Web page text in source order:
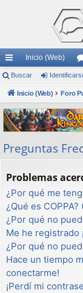
nl
ac
es
rá
pi
Inicio (Web)
or
Buscar
Inicio (Web)
Preguntas
Problemas
¿Por qué me
¿Qué es COPPA?
¿Por qué no
Me he registrado
¿Por qué no
Hace un tiempo
conectarme!
¡Perdí mi